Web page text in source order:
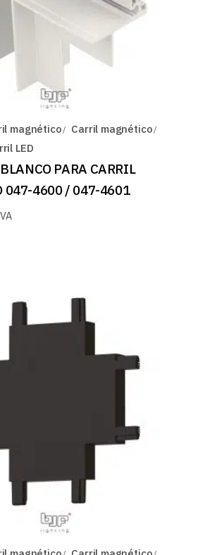
magnético
Carril magnético
LED
PARA CARRIL
047-4600 / 047-4601